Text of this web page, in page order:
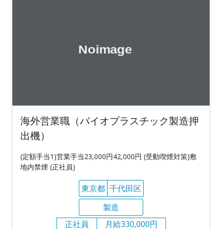
海外営業職（バイオプラスチック製造押
出機）
(定額手当1)営業手当23,000円42,000円 (受動喫煙対策)敷
地内禁煙 (正社員)
東京都 千代田区
製造
正社員
月給330,000円